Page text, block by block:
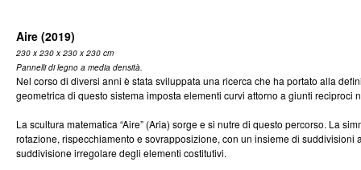
Aire (2019)
230 x 230 x 230 x 230 cm
Pannelli di legno a media densità.
Nel corso di diversi anni è stata sviluppata una ricerca che ha portato alla
geometrica di questo sistema imposta elementi curvi attorno a giunti reciproci
La scultura matematica “Aire” (Aria) sorge e si nutre di questo percorso. La
rotazione, rispecchiamento e sovrapposizione, con un insieme di
suddivisione irregolare degli elementi costitutivi.